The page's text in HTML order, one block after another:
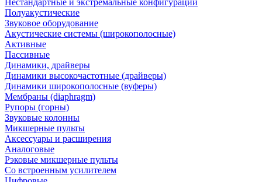
Нестандартные и экстремальные конфигурации
Полуакустические
Звуковое оборудование
Акустические системы (широкополосные)
Активные
Пассивные
Динамики, драйверы
Динамики высокочастотные (драйверы)
Динамики широкополосные (вуферы)
Мембраны (diaphragm)
Рупоры (горны)
Звуковые колонны
Микшерные пульты
Аксессуары и расширения
Аналоговые
Рэковые микшерные пульты
Со встроенным усилителем